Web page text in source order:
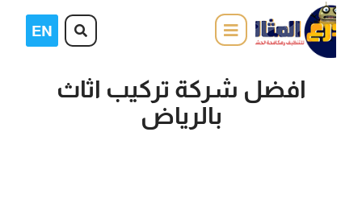
افضل شركة تركيب اثاث
بالرياض